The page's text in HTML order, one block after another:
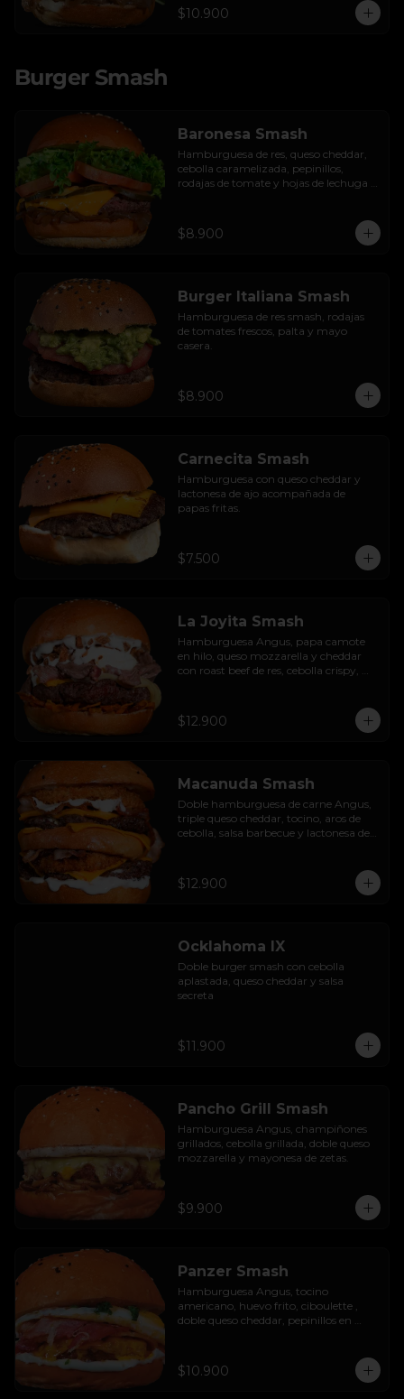
$10.900
Burger Smash
Baronesa Smash
Hamburguesa de res, queso cheddar,
cebolla caramelizada, pepinillos,
rodajas de tomate y hojas de lechuga
$8.900
Burger Italiana Smash
Hamburguesa de res smash, rodajas
de tomates frescos, palta y mayo
casera.
$8.900
Carnecita Smash
Hamburguesa con queso cheddar y
lactonesa de ajo acompañada de
papas fritas.
$7.500
La Joyita Smash
Hamburguesa Angus, papa camote
en hilo, queso mozzarella y cheddar
con roast beef de res, cebolla crispy,
$12.900
Macanuda Smash
Doble hamburguesa de carne Angus,
triple queso cheddar, tocino, aros de
cebolla, salsa barbecue y lactonesa de
$12.900
Ocklahoma IX
Doble burger smash con cebolla
aplastada, queso cheddar y salsa
secreta
$11.900
Pancho Grill Smash
Hamburguesa Angus, champiñones
grillados, cebolla grillada, doble queso
mozzarella y mayonesa de zetas.
$9.900
Panzer Smash
Hamburguesa Angus, tocino
americano, huevo frito, ciboulette ,
doble queso cheddar, pepinillos en
$10.900